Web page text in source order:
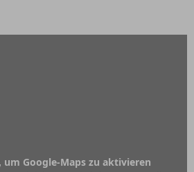
um Google-Maps zu aktivieren